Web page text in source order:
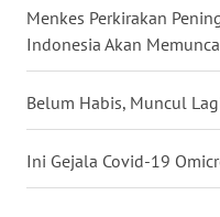
Menkes Perkirakan
Indonesia Akan
Belum Habis, Muncul
Ini Gejala Covid-19
KALBAR
WN
KALTENG
WN
KALTARA